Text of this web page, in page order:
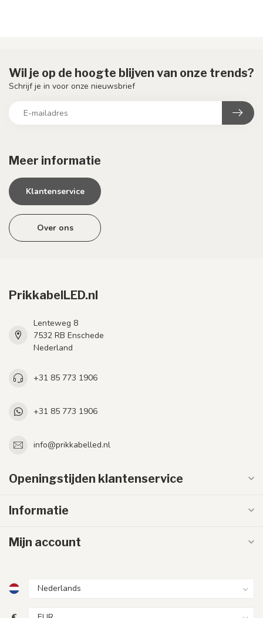
Meer informatie
Klantenservice
Over ons
Wil je op de hoogte blijven van onze trends?
Schrijf je in voor onze nieuwsbrief
PrikkabelLED.nl
Lenteweg 8
7532 RB Enschede
Nederland
+31 85 773 1906
+31 85 773 1906
info@prikkabelled.nl
Openingstijden klantenservice
Informatie
Mijn account